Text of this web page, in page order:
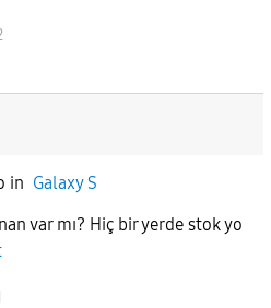
in Galaxy S
var mı? Hiç bir yerde stok yo